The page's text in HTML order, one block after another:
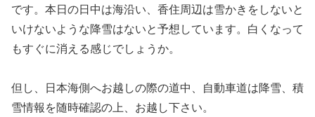
です。本日の日中は海沿い、香住周辺は雪かきをしないと
いけないような降雪はないと予想しています。白くなって
もすぐに消える感じでしょうか。
但し、日本海側へお越しの際の道中、自動車道は降雪、積
雪情報を随時確認の上、お越し下さい。